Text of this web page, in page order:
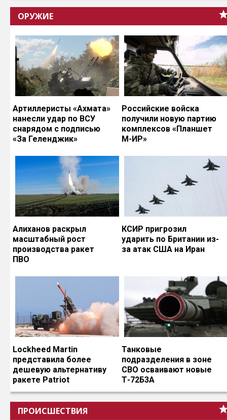
ОРУЖИЕ
Артиллеристы «Ахмата»
нанесли удар по ВСУ
снарядом с подписью
«За Геленджик»
Российские войска
получили новую партию
комплексов «Планшет
М-ИР»
Алиханов раскрыл
масштабный рост
производства ракет
ПВО
КСИР пригрозил
ударить по Британии из-
за атак США на Иран
Lockheed Martin
представила более
дешевую альтернативу
ракете Patriot
Танковые
подразделения в зоне
СВО осваивают новые
Т-72Б3А
ПРОИСШЕСТВИЯ